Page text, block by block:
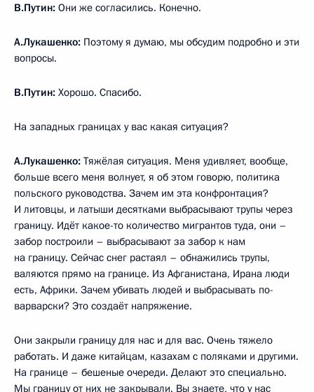
В.Путин: Они же согласились. Конечно.
А.Лукашенко: Поэтому я думаю, мы обсудим подробно и эти
вопросы.
В.Путин: Хорошо. Спасибо.
На западных границах у вас какая ситуация?
А.Лукашенко: Тяжёлая ситуация. Меня удивляет, вообще,
больше всего меня волнует, я об этом говорю, политика
польского руководства. Зачем им эта конфронтация?
И литовцы, и латыши десятками выбрасывают трупы через
границу. Идёт какое-то количество мигрантов туда, они –
забор построили – выбрасывают за забор к нам
на границу. Сейчас снег растаял – обнажились трупы,
валяются прямо на границе. Из Афганистана, Ирана люди
есть, Африки. Зачем убивать людей и выбрасывать по-
варварски? Это создаёт напряжение.
Они закрыли границу для нас и для вас. Очень тяжело
работать. И даже китайцам, казахам с поляками и другими.
На границе – бешеные очереди. Делают это специально.
Мы границу от них не закрывали. Вы знаете, что у нас